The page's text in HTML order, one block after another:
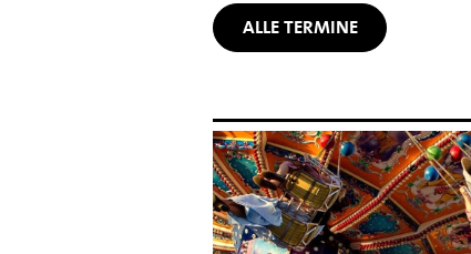
ALLE TERMINE